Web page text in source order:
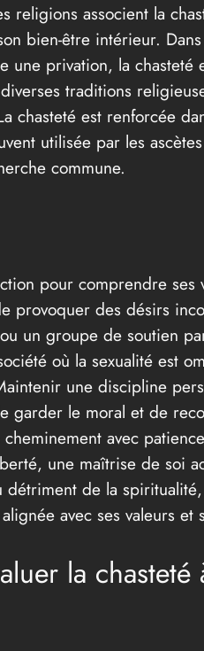
religions associent la
bien-être intérieur.
une privation, la chasteté
traditions
chasteté est renforcée
utilisée par les
commune.
pour comprendre ses
provoquer des désirs
un groupe de soutien
où la sexualité est
une discipline
garder le moral et de
avec
une maîtrise de soi
détriment de la
avec ses valeurs et
la chasteté